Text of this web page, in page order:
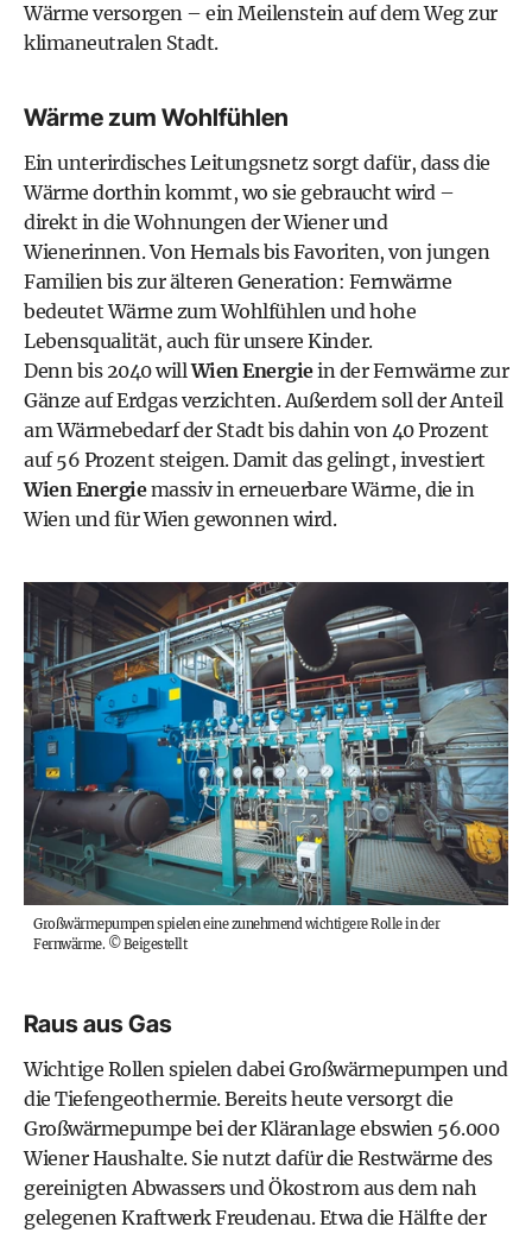
Wärme versorgen – ein Meilenstein auf dem Weg zur
klimaneutralen Stadt.
Wärme zum Wohlfühlen
Ein unterirdisches Leitungsnetz sorgt dafür, dass die
Wärme dorthin kommt, wo sie gebraucht wird –
direkt in die Wohnungen der Wiener und
Wienerinnen. Von Hernals bis Favoriten, von jungen
Familien bis zur älteren Generation: Fernwärme
bedeutet Wärme zum Wohlfühlen und hohe
Lebensqualität, auch für unsere Kinder.
Denn bis 2040 willWien Energiein der Fernwärme zur
Gänze auf Erdgas verzichten. Außerdem soll der Anteil
am Wärmebedarf der Stadt bis dahin von 40 Prozent
auf 56 Prozent steigen. Damit das gelingt, investiert
Wien Energiemassiv in erneuerbare Wärme, die in
Wien und für Wien gewonnen wird.
Großwärmepumpen spielen eine zunehmend wichtigere Rolle in der
Fernwärme. ©Beigestellt
Raus aus Gas
Wichtige Rollen spielen dabei Großwärmepumpen und
die Tiefengeothermie. Bereits heute versorgt die
Großwärmepumpe bei der Kläranlage ebswien 56.000
Wiener Haushalte. Sie nutzt dafür die Restwärme des
gereinigten Abwassers und Ökostrom aus dem nah
gelegenen Kraftwerk Freudenau. Etwa die Hälfte der